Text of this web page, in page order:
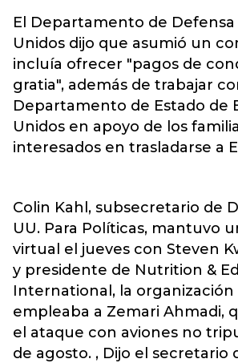
El Departamento de Defensa
Unidos dijo que asumió un
incluía ofrecer "pagos de
gratia", además de trabajar
Departamento de Estado de
Unidos en apoyo de los
interesados ​​en trasladarse a
Colin Kahl, subsecretario de
UU. Para Políticas, mantuvo
virtual el jueves con Steven
y presidente de Nutrition &
International, la organización
empleaba a Zemari Ahmadi,
el ataque con aviones no
de agosto. , Dijo el secretario